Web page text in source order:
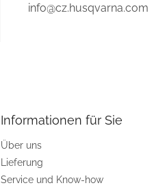
info@cz.husqvarna.com
Informationen für Sie
Über uns
Lieferung
Service und Know-how